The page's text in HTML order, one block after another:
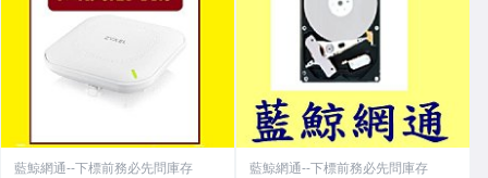
藍鯨網通--下標前務必先問庫存 藍鯨網通--下標前務必先問庫存